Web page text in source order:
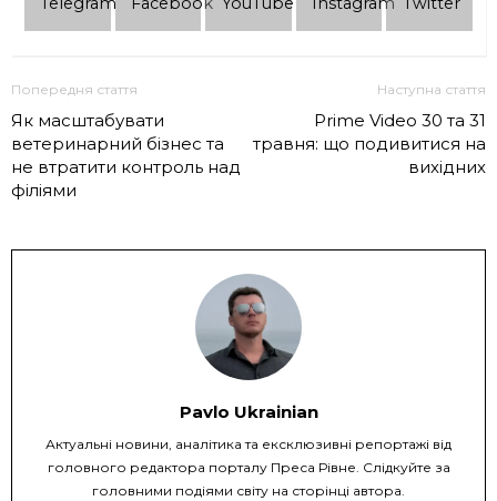
Попередня стаття
Як масштабувати
ветеринарний бізнес та
не втратити контроль над
філіями
Наступна стаття
Prime Video 30 та 31
травня: що подивитися на
вихідних
Pavlo Ukrainian
Актуальні новини, аналітика та ексклюзивні репортажі від
головного редактора порталу Преса Рівне. Слідкуйте за
головними подіями світу на сторінці автора.